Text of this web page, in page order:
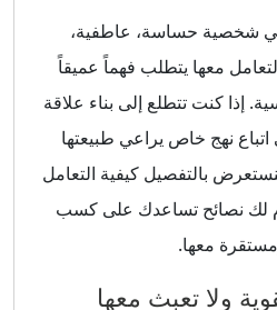
شخصية حساسة، عاطفية،
معها يتطلب فهماً عميقاً
إذا كنت تتطلع إلى بناء علاقة
اتباع نهج خاص يراعي طبيعتها
بالتفصيل كيفية التعامل
لك نصائح تساعدك على كسب
معها.